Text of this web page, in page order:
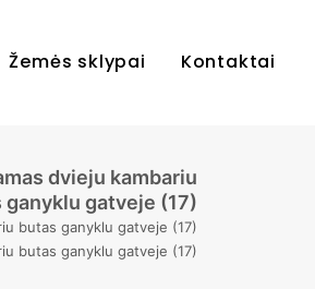
Žemės sklypai Kontaktai
dvieju kambariu
ganyklu gatveje (17)
butas ganyklu gatveje (17)
butas ganyklu gatveje (17)